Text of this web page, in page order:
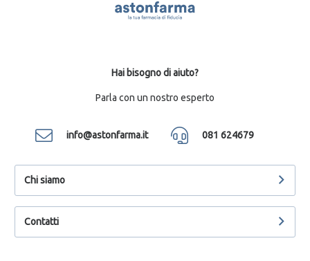
Hai bisogno di aiuto?
Parla con un nostro esperto
info@astonfarma.it 081 624679
Chi siamo
Contatti